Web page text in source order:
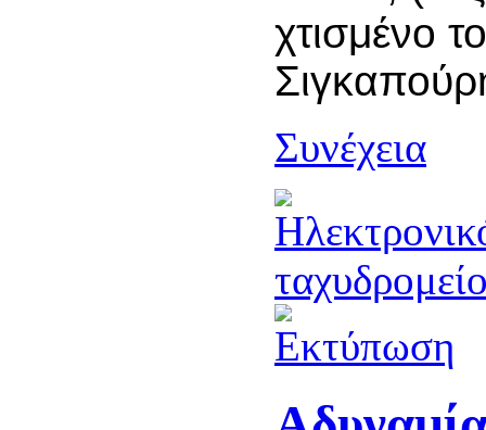
χτισμένο
Συνέχεια